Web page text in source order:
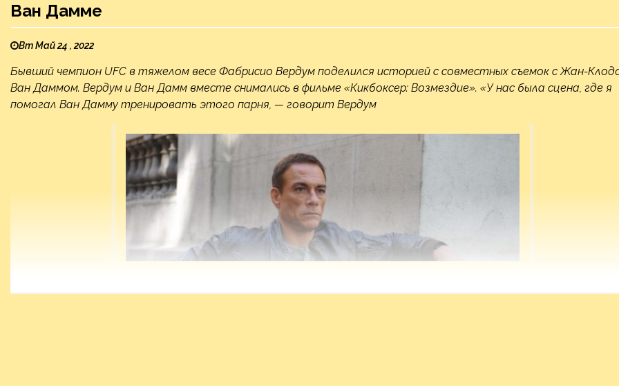
Ван Дамме
Вт Май 24 , 2022
Бывший чемпион UFC в тяжелом весе Фабрисио Вердум поделился историей с совместных съемок с Жан-
Ван Даммом. Вердум и Ван Дамм вместе снимались в фильме «Кикбоксер: Возмездие». «У нас была сцена, где я
помогал Ван Дамму тренировать этого парня, — говорит Вердум